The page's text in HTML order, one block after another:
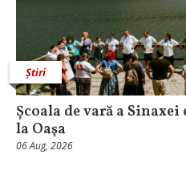
Știri
Școala de vară a
la Oaşa
06 Aug, 2026